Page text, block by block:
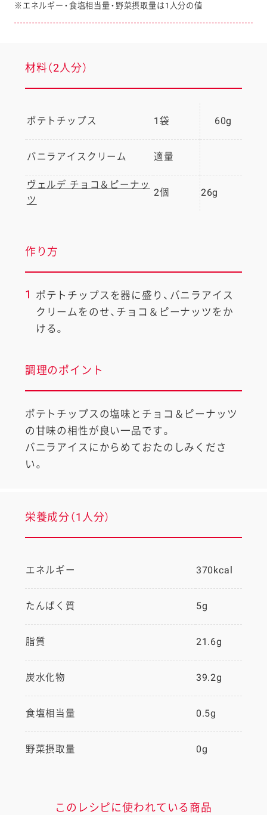
※エネルギー・食塩相当量・野菜摂取量は1人分の値
材料（2人分）
ポテトチップス 1袋 60g
バニラアイスクリーム 適量
ヴェルデ チョコ＆ピーナッ
ツ
2個 26g
作り方
1 ポテトチップスを器に盛り、バニラアイス
クリームをのせ、チョコ＆ピーナッツをか
ける。
調理のポイント
ポテトチップスの塩味とチョコ＆ピーナッツ
の甘味の相性が良い一品です。
バニラアイスにからめておたのしみくださ
い。
栄養成分（1人分）
エネルギー 370kcal
たんぱく質 5g
脂質 21.6g
炭水化物 39.2g
食塩相当量 0.5g
野菜摂取量 0g
このレシピに使われている商品